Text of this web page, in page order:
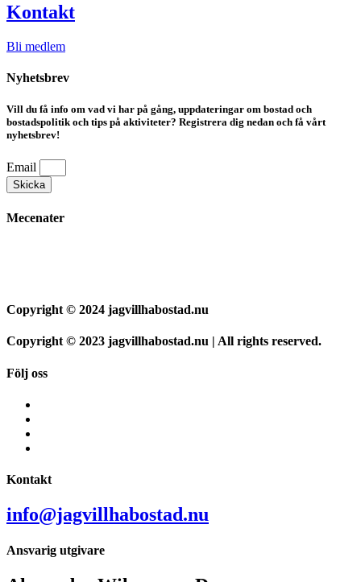
Kontakt
Bli medlem
Nyhetsbrev
Vill du få info om vad vi har på gång, uppdateringar om bostad och
bostadspolitik och tips på aktiviteter? Registrera dig nedan och få vårt
nyhetsbrev!
Email
Skicka
Mecenater
Copyright © 2024 jagvillhabostad.nu
Copyright © 2023 jagvillhabostad.nu | All rights reserved.
Följ oss
Kontakt
info@jagvillhabostad.nu
Ansvarig utgivare